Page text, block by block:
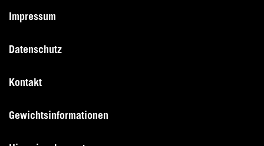
Impressum
Datenschutz
Kontakt
Gewichtsinformationen